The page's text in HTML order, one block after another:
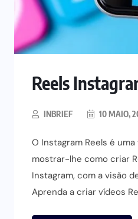
Reels
INBRIEF 10 MAIO,
O Instagram Reels é
mostrar-lhe como criar
Instagram, com a visão
Aprenda a criar vídeos